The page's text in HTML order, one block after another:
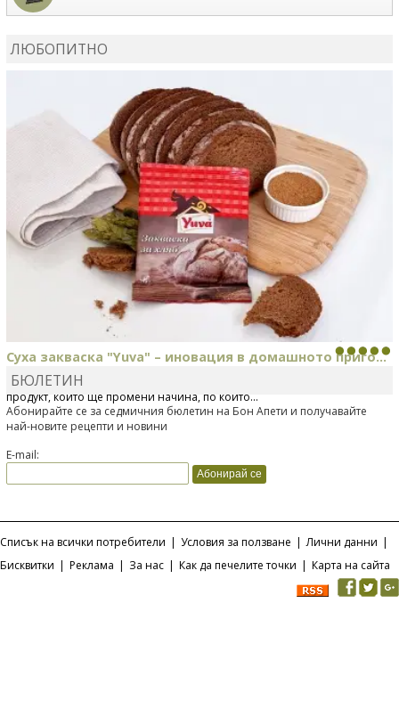
ЛЮБОПИТНО
Суха закваска "Yuva" – иновация в домашното приго...
Отскоро Лесафр България стартира предлагането на изцяло нов
продукт, който ще промени начина, по който...
БЮЛЕТИН
Абонирайте се за седмичния бюлетин на Бон Апети и получавайте
най-новите рецепти и новини
E-mail:
Списък на всички потребители | Условия за ползване | Лични данни |
Бисквитки | Реклама | За нас | Как да печелите точки | Карта на сайта